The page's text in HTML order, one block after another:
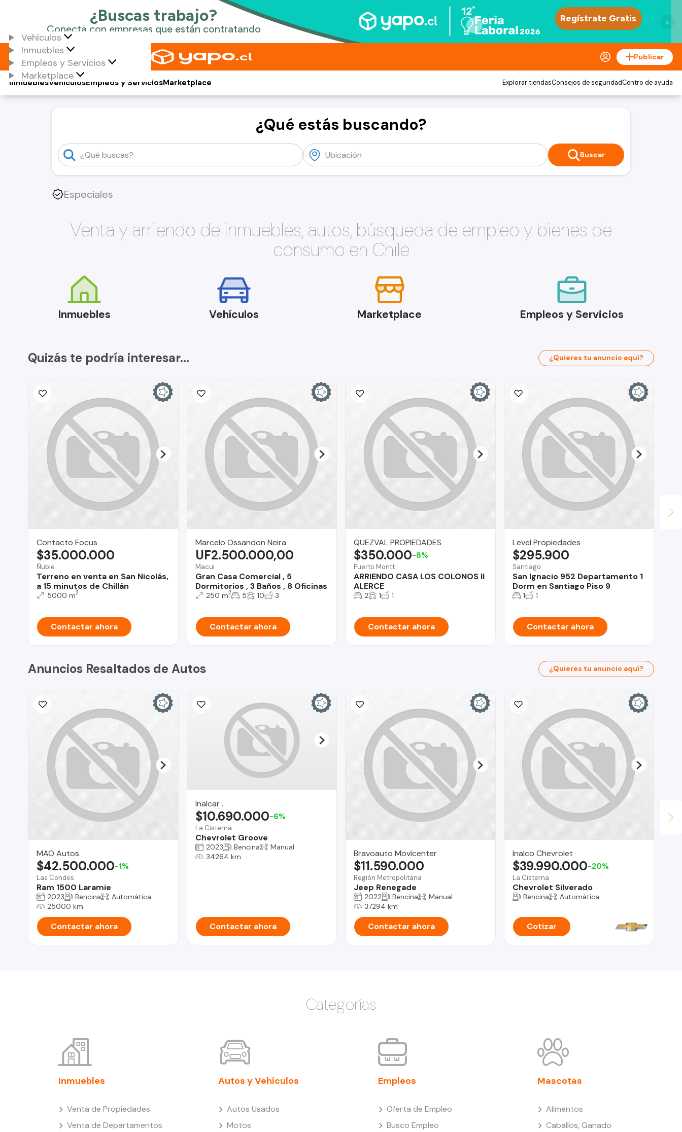
×
Vehículos
Inmuebles
Empleos y Servicios
Marketplace
Publicar
Vehículos
Inmuebles Empleos y ServiciosMarketplace Explorar tiendasConsejos de seguridadCentro de ayuda
¿Qué estás buscando?
Buscar
Especiales
Venta y arriendo de inmuebles, autos, búsqueda de empleo y bienes de
consumo en Chile
Inmuebles Vehículos Marketplace Empleos y Servicios
Quizás te podría interesar... ¿Quieres tu anuncio aquí?
Contacto Focus
Ñuble
Terreno en venta en San Nicolás,
a 15 minutos de Chillán
$35.000.000
5000 m2
Contactar ahora
Marcelo Ossandon Neira
Macul
Gran Casa Comercial , 5
Dormitorios , 3 Baños , 8 Oficinas
UF2.500.000,00
250 m2 5 10 3
Contactar ahora
QUEZVAL PROPIEDADES
Puerto Montt
ARRIENDO CASA LOS COLONOS II
ALERCE
$350.000-8%
2 1 1
Contactar ahora
Level Propiedades
Santiago
San Ignacio 952 Departamento 1
Dorm en Santiago Piso 9
$295.900
1 1
Contactar ahora
Anuncios Resaltados de Autos ¿Quieres tu anuncio aquí?
MAO Autos
Las Condes
Ram 1500 Laramie
$42.500.000-1%
2023 Bencina
Automática
25000 km
Contactar ahora
Inalcar .
La Cisterna
Chevrolet Groove
$10.690.000-6%
2023 Bencina
Manual
34264 km
Contactar ahora
Bravoauto Movicenter
Región Metropolitana
Jeep Renegade
$11.590.000
2022 Bencina
Manual
37294 km
Contactar ahora
Inalco Chevrolet
La Cisterna
Chevrolet Silverado
$39.990.000-20%
Bencina Automática
Cotizar
Categorías
Inmuebles
Venta de Propiedades
Venta de Departamentos
Autos y Vehículos
Autos Usados
Motos
Empleos
Oferta de Empleo
Busco Empleo
Mascotas
Alimentos
Caballos, Ganado